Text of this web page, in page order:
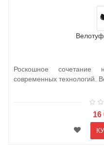
Роскошное сочетание
современных технологий.
16